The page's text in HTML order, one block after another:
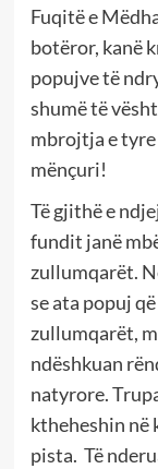
Fuqitë e
botëror, kanë
popujve të
shumë të
mbrojtja e tyre
mënçuri!
Të gjithë e
fundit janë
zullumqarët.
se ata popuj
zullumqarët,
ndëshkuan
natyrore.
ktheheshin në
pista. Të